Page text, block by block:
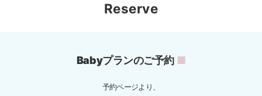
Reserve
Babyプランのご予約 ■
予約ページより、